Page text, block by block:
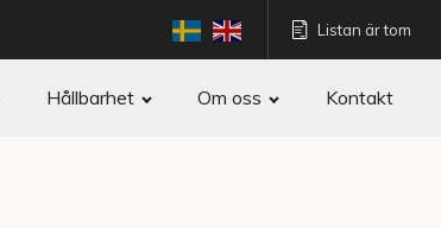
Listan är tom
Hållbarhet Om oss Kontakt